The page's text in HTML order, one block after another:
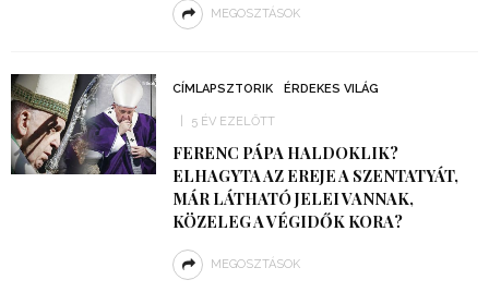
MEGOSZTÁSOK
CÍMLAPSZTORIK ÉRDEKES VILÁG
5 ÉV EZELŐTT
FERENC PÁPA HALDOKLIK?
ELHAGYTA AZ EREJE A SZENTATYÁT,
MÁR LÁTHATÓ JELEI VANNAK,
KÖZELEG A VÉGIDŐK KORA?
MEGOSZTÁSOK